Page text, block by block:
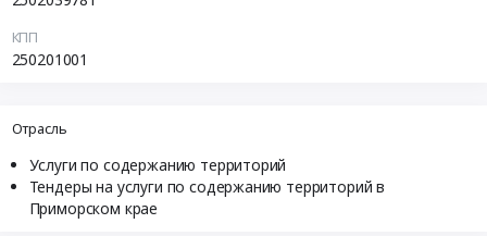
КПП
250201001
Отрасль
Услуги по содержанию территорий
Тендеры на услуги по содержанию территорий в
Приморском крае